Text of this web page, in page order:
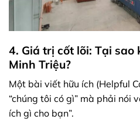
4. Giá trị cốt lõi: Tại
Minh Triệu?
Một bài viết hữu ích (Helpful
“chúng tôi có gì” mà phải nói
ích gì cho bạn”.